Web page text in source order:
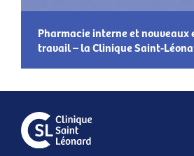
Pharmacie interne et nouveaux
travail – la Clinique Saint-